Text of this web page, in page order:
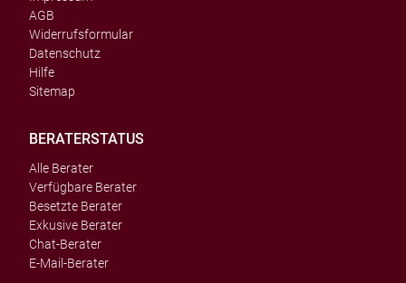
AGB
Widerrufsformular
Datenschutz
Hilfe
Sitemap
BERATERSTATUS
Alle Berater
Verfügbare Berater
Besetzte Berater
Exkusive Berater
Chat-Berater
E-Mail-Berater